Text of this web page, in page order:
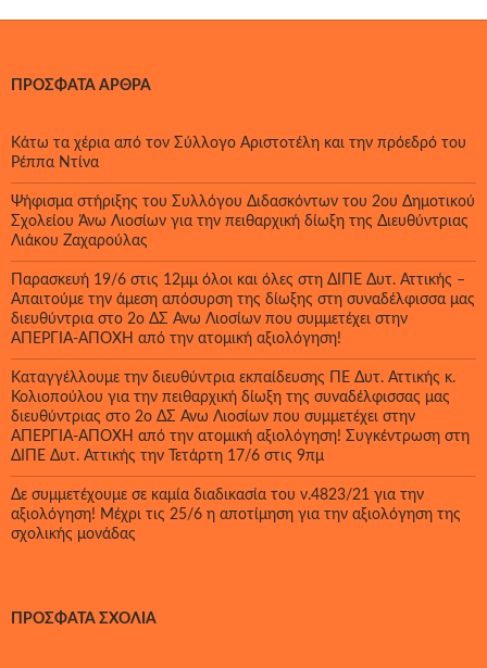
ΠΡΌΣΦΑΤΑ ΆΡΘΡΑ
Κάτω τα χέρια από τον Σύλλογο Αριστοτέλη και την πρόεδρό του
Ρέππα Ντίνα
Ψήφισμα στήριξης του Συλλόγου Διδασκόντων του 2ου Δημοτικού
Σχολείου Άνω Λιοσίων για την πειθαρχική δίωξη της Διευθύντριας
Λιάκου Ζαχαρούλας
Παρασκευή 19/6 στις 12μμ όλοι και όλες στη ΔΙΠΕ Δυτ. Αττικής –
Απαιτούμε την άμεση απόσυρση της δίωξης στη συναδέλφισσα μας
διευθύντρια στο 2ο ΔΣ Άνω Λιοσίων που συμμετέχει στην
ΑΠΕΡΓΙΑ-ΑΠΟΧΗ από την ατομική αξιολόγηση!
Καταγγέλλουμε την διευθύντρια εκπαίδευσης ΠΕ Δυτ. Αττικής κ.
Κολιοπούλου για την πειθαρχική δίωξη της συναδέλφισσας μας
διευθύντριας στο 2ο ΔΣ Άνω Λιοσίων που συμμετέχει στην
ΑΠΕΡΓΙΑ-ΑΠΟΧΗ από την ατομική αξιολόγηση! Συγκέντρωση στη
ΔΙΠΕ Δυτ. Αττικής την Τετάρτη 17/6 στις 9πμ
Δε συμμετέχουμε σε καμία διαδικασία του ν.4823/21 για την
αξιολόγηση! Μέχρι τις 25/6 η αποτίμηση για την αξιολόγηση της
σχολικής μονάδας
ΠΡΌΣΦΑΤΑ ΣΧΌΛΙΑ